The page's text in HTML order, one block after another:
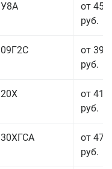
У8А
от 45
руб.
09Г2С
от 39
руб.
20Х
от 41
руб.
30ХГСА
от 47
руб.